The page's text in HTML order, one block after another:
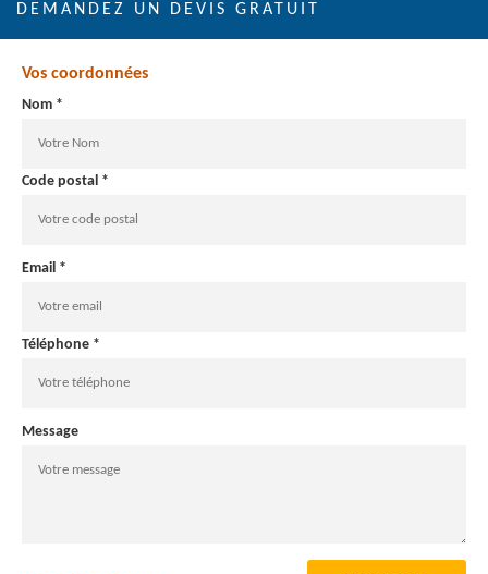
DEMANDEZ UN DEVIS GRATUIT
Vos coordonnées
Nom *
Code postal *
Email *
Téléphone *
Message